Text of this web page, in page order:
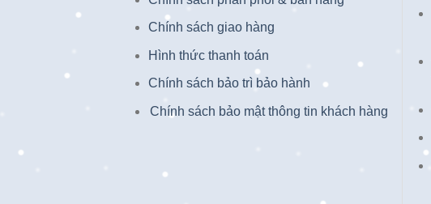
Chính sách giao hàng
Hình thức thanh toán
Chính sách bảo trì bảo hành
Chính sách bảo mật thông tin khách hàng